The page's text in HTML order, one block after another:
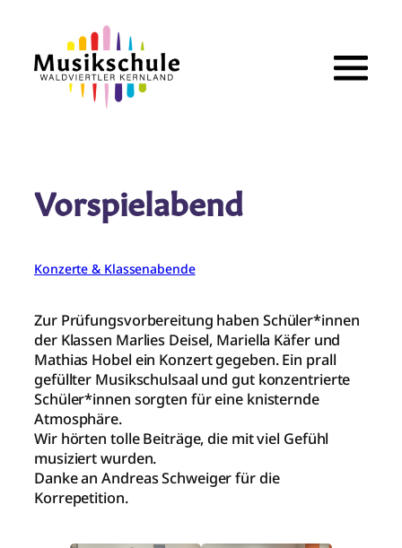
springen
Vorspielabend
Konzerte & Klassenabende
Zur Prüfungsvorbereitung haben Schüler*innen
der Klassen Marlies Deisel, Mariella Käfer und
Mathias Hobel ein Konzert gegeben. Ein prall
gefüllter Musikschulsaal und gut konzentrierte
Schüler*innen sorgten für eine knisternde
Atmosphäre.
Wir hörten tolle Beiträge, die mit viel Gefühl
musiziert wurden.
Danke an Andreas Schweiger für die
Korrepetition.